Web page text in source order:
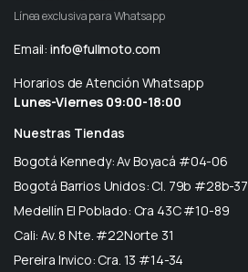
Línea exclusiva para Whatsapp
Email: info@fullmoto.com
Horarios de Atención Whatsapp
Lunes-Viernes 09:00-18:00
Nuestras Tiendas
Bogotá Kennedy: Av Boyacá #04-06
Bogotá Barrios Unidos: Cl. 79b #28b-37
Medellín El Poblado: Cra 43C #10-89
Cali: Av. 8 Nte. #22Norte 31
Pereira Invico: Cra. 13 #14-34